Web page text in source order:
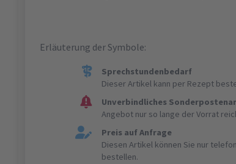
Erläuterung der Symbole:
Sprechstundenbedarf
Dieser Artikel kann per Rezept
Unverbindliches
Angebot nur so lange der Vorrat
Preis auf Anfrage
Diesen Artikel können Sie nur
bestellen.